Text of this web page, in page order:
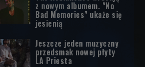
z nowym albumem. "No
Bad Memories" ukaże się
jesienią
Jeszcze jeden muzyczny
przedsmak nowej płyty
LA Priesta